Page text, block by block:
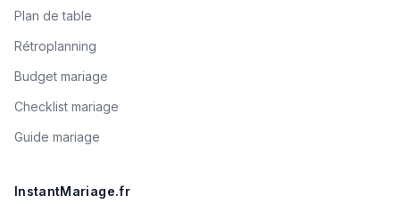
Plan de table
Rétroplanning
Budget mariage
Checklist mariage
Guide mariage
InstantMariage.fr